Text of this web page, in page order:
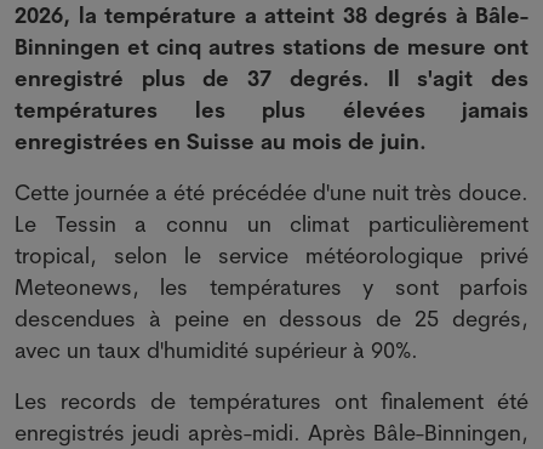
2026, la température a atteint 38 degrés à Bâle-
Binningen et cinq autres stations de mesure ont
enregistré plus de 37 degrés. Il s'agit des
températures les plus élevées jamais
enregistrées en Suisse au mois de juin.
Cette journée a été précédée d'une nuit très douce.
Le Tessin a connu un climat particulièrement
tropical, selon le service météorologique privé
Meteonews, les températures y sont parfois
descendues à peine en dessous de 25 degrés,
avec un taux d'humidité supérieur à 90%.
Les records de températures ont finalement été
enregistrés jeudi après-midi. Après Bâle-Binningen,